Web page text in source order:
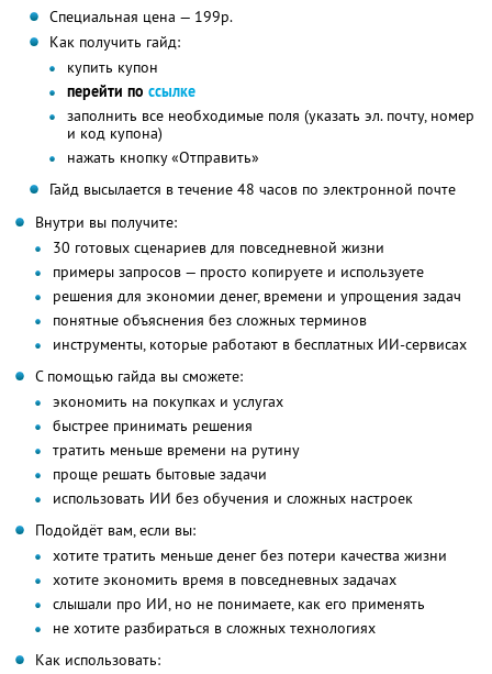
Специальная цена — 199р.
Как получить гайд:
купить купон
перейти по ссылке
заполнить все необходимые поля (указать эл. почту, номер
и код купона)
нажать кнопку «Отправить»
Гайд высылается в течение 48 часов по электронной почте
Внутри вы получите:
30 готовых сценариев для повседневной жизни
примеры запросов — просто копируете и используете
решения для экономии денег, времени и упрощения задач
понятные объяснения без сложных терминов
инструменты, которые работают в бесплатных ИИ-сервисах
С помощью гайда вы сможете:
экономить на покупках и услугах
быстрее принимать решения
тратить меньше времени на рутину
проще решать бытовые задачи
использовать ИИ без обучения и сложных настроек
Подойдёт вам, если вы:
хотите тратить меньше денег без потери качества жизни
хотите экономить время в повседневных задачах
слышали про ИИ, но не понимаете, как его применять
не хотите разбираться в сложных технологиях
Как использовать: